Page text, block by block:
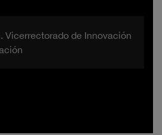
Vicerrectorado de Innovación